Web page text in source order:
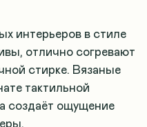
интерьеров в стиле
отлично согревают
стирке. Вязаные
тактильной
создаёт ощущение